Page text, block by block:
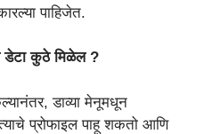
पाहिजेत.
डेटा कुठे मिळेल ?
डाव्या मेनूमधून
प्रोफाइल पाहू शकतो आणि